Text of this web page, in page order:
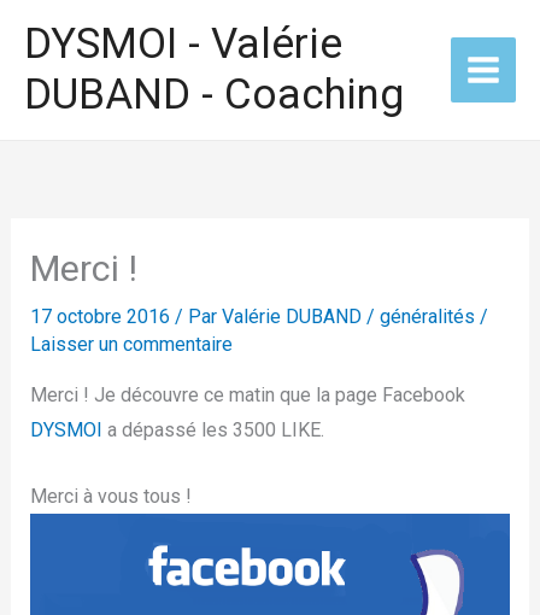
contenu
DYSMOI - Valérie
DUBAND - Coaching
Merci !
17 octobre 2016 / Par Valérie DUBAND / généralités /
Laisser un commentaire
Merci ! Je découvre ce matin que la page Facebook
DYSMOI a dépassé les 3500 LIKE.
Merci à vous tous !